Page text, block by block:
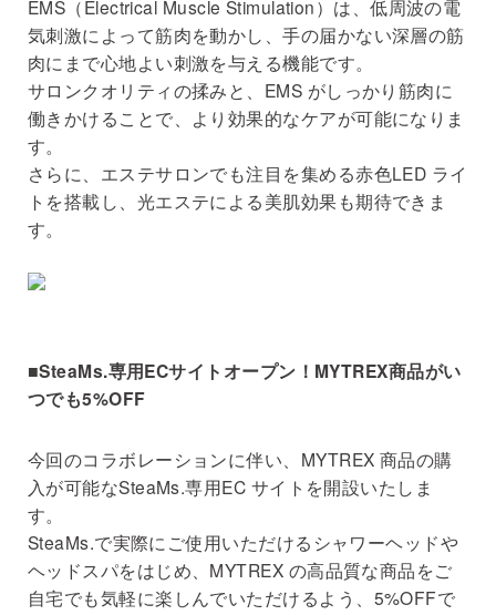
EMS（Electrical Muscle Stimulation）は、低周波の電
気刺激によって筋⾁を動かし、⼿の届かない深層の筋
⾁にまで⼼地よい刺激を与える機能です。
サロンクオリティの揉みと、EMS がしっかり筋⾁に
働きかけることで、より効果的なケアが可能になりま
す。
さらに、エステサロンでも注⽬を集める⾚⾊LED ライ
トを搭載し、光エステによる美肌効果も期待できま
す。
■SteaMs.専⽤ECサイトオープン！MYTREX商品がい
つでも5%OFF
今回のコラボレーションに伴い、MYTREX 商品の購
⼊が可能なSteaMs.専⽤EC サイトを開設いたしま
す。
SteaMs.で実際にご使⽤いただけるシャワーヘッドや
ヘッドスパをはじめ、MYTREX の⾼品質な商品をご
⾃宅でも気軽に楽しんでいただけるよう、5%OFFで